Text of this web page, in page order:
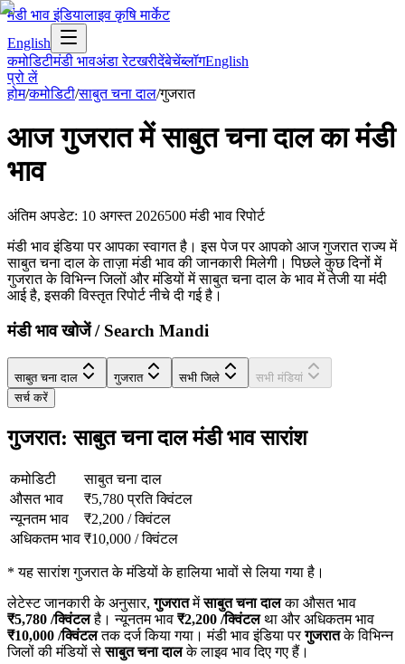
मंडी भाव इंडियालाइव कृषि मार्केट
English
कमोडिटीमंडी भावअंडा रेटखरीदेंबेचेंब्लॉगEnglish
प्रो लें
होम/कमोडिटी/साबुत चना दाल/गुजरात
आजगुजरातमेंसाबुत चना दालका मंडी
भाव
अंतिम अपडेट: 10 अगस्त 2026500 मंडी भाव रिपोर्ट
मंडी भाव इंडिया पर आपका स्वागत है। इस पेज पर आपको आज गुजरात राज्य में
साबुत चना दाल के ताज़ा मंडी भाव की जानकारी मिलेगी। पिछले कुछ दिनों में
गुजरात के विभिन्न जिलों और मंडियों में साबुत चना दाल के भाव में तेजी या मंदी
आई है, इसकी विस्तृत रिपोर्ट नीचे दी गई है।
मंडी भाव खोजें / Search Mandi
साबुत चना दाल गुजरात सभी जिले
सभी मंडियां
सर्च करें
गुजरात: साबुत चना दाल मंडी भाव सारांश
कमोडिटी
साबुत चना दाल
औसत भाव
₹5,780 प्रति क्विंटल
न्यूनतम भाव
₹2,200 /क्विंटल
अधिकतम भाव ₹10,000 /क्विंटल
*यह सारांश गुजरात के मंडियों के हालिया भावों से लिया गया है।
लेटेस्ट जानकारी के अनुसार,गुजरातमेंसाबुत चना दालका औसत भाव
₹5,780 /क्विंटलहै। न्यूनतम भाव ₹2,200 /क्विंटलथा और अधिकतम भाव
₹10,000 /क्विंटलतक दर्ज किया गया। मंडी भाव इंडिया परगुजरातके विभिन्न
जिलों की मंडियों सेसाबुत चना दालके लाइव भाव दिए गए हैं।